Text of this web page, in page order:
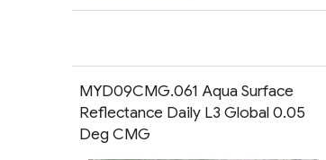
MYD09CMG.061 Aqua Surface
Reflectance Daily L3 Global 0.05
Deg CMG